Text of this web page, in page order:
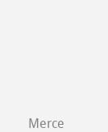
Merce